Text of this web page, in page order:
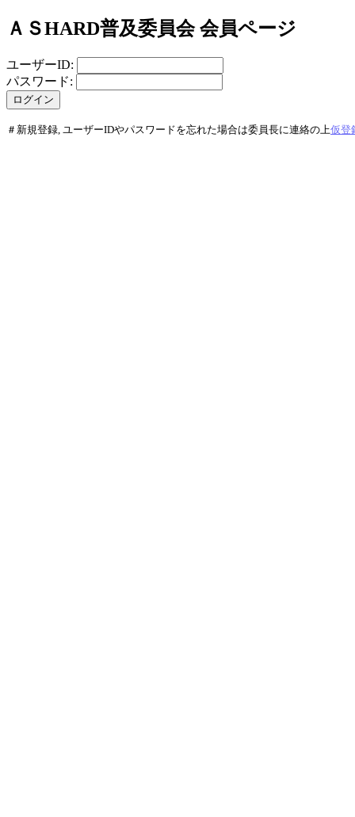
ＡＳHARD普及委員会 会員ページ
ユーザーID:
パスワード:
＃新規登録, ユーザーIDやパスワードを忘れた場合は委員長に連絡の上仮登